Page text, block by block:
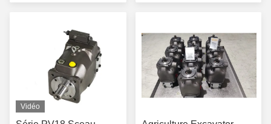
pièces détachées usine
Vidéo